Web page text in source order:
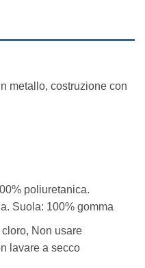
metallo, costruzione con
poliuretanica.
Suola: 100% gomma
Non usare
lavare a secco